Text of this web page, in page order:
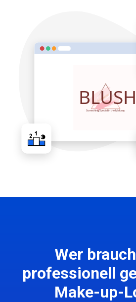
Wer
professionell
Make-up-